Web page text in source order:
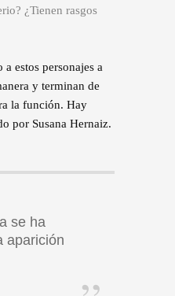
¿Tienen rasgos
estos personajes a
y terminan de
la función. Hay
por Susana Hernaiz.
se ha
aparición